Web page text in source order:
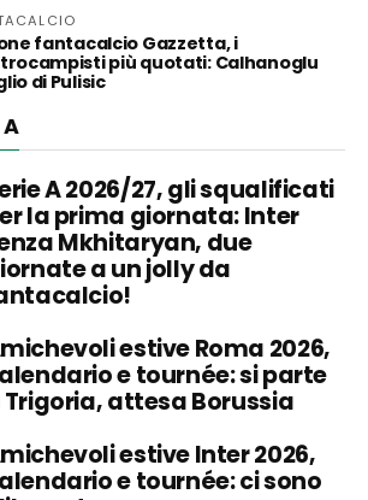
fantacalcio Gazzetta, i
più quotati: Calhanoglu
di Pulisic
A
A 2026/27, gli squalificati
la prima giornata: Inter
Mkhitaryan, due
a un jolly da
estive Roma 2026,
e tournée: si parte
Trigoria, attesa Borussia
estive Inter 2026,
e tournée: ci sono